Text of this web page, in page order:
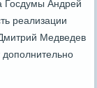
Госдумы Андрей
реализации
Медведев